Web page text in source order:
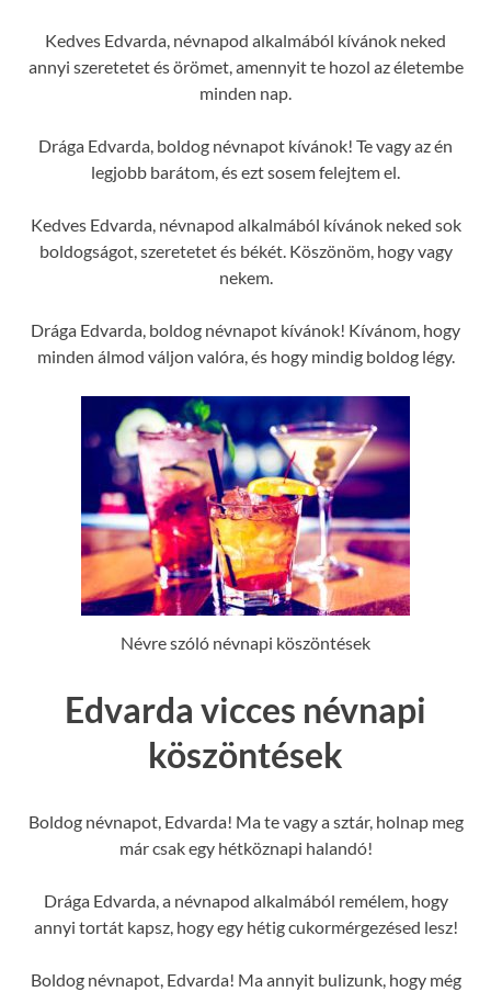
Kedves Edvarda, névnapod alkalmából kívánok neked
annyi szeretetet és örömet, amennyit te hozol az életembe
minden nap.
Drága Edvarda, boldog névnapot kívánok! Te vagy az én
legjobb barátom, és ezt sosem felejtem el.
Kedves Edvarda, névnapod alkalmából kívánok neked sok
boldogságot, szeretetet és békét. Köszönöm, hogy vagy
nekem.
Drága Edvarda, boldog névnapot kívánok! Kívánom, hogy
minden álmod váljon valóra, és hogy mindig boldog légy.
Névre szóló névnapi köszöntések
Edvarda vicces névnapi
köszöntések
Boldog névnapot, Edvarda! Ma te vagy a sztár, holnap meg
már csak egy hétköznapi halandó!
Drága Edvarda, a névnapod alkalmából remélem, hogy
annyi tortát kapsz, hogy egy hétig cukormérgezésed lesz!
Boldog névnapot, Edvarda! Ma annyit bulizunk, hogy még